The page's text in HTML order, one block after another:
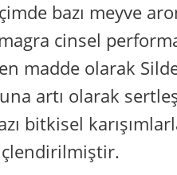
bazı meyve
cinsel
madde olarak
artı olarak
bitkisel